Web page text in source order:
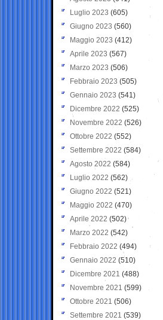
Luglio 2023 (605)
Giugno 2023 (560)
Maggio 2023 (412)
Aprile 2023 (567)
Marzo 2023 (506)
Febbraio 2023 (505)
Gennaio 2023 (541)
Dicembre 2022 (525)
Novembre 2022 (526)
Ottobre 2022 (552)
Settembre 2022 (584)
Agosto 2022 (584)
Luglio 2022 (562)
Giugno 2022 (521)
Maggio 2022 (470)
Aprile 2022 (502)
Marzo 2022 (542)
Febbraio 2022 (494)
Gennaio 2022 (510)
Dicembre 2021 (488)
Novembre 2021 (599)
Ottobre 2021 (506)
Settembre 2021 (539)